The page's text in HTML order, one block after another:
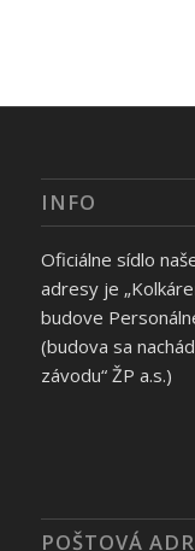
INFO
Oficiálne sídlo
adresy je
budove
(budova sa
závodu“ ŽP a.s.)
POŠTOVÁ